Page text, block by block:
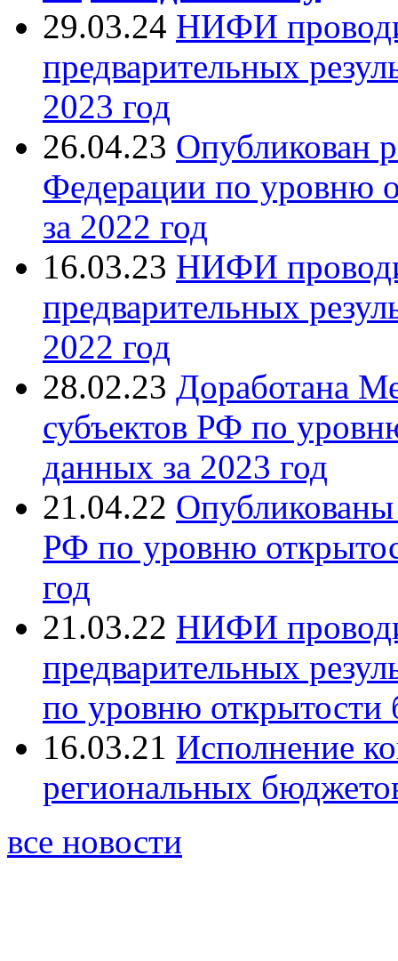
29.03.24 НИФИ
предварительных
2023 год
26.04.23 Опубликован
Федерации по уровню
за 2022 год
16.03.23 НИФИ
предварительных
2022 год
28.02.23 Доработана
субъектов РФ по
данных за 2023 год
21.04.22 Опубликованы
РФ по уровню
год
21.03.22 НИФИ
предварительных
по уровню
16.03.21 Исполнение
региональных
все новости